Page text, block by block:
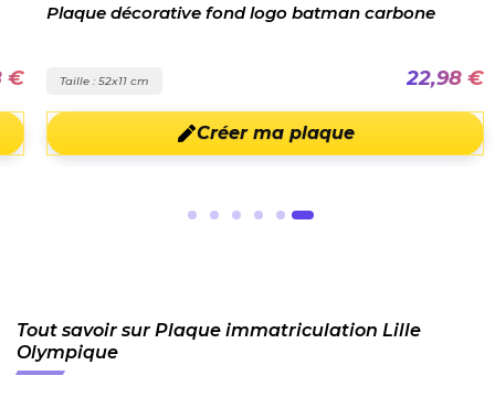
€
Plaque décorative fond logo batman carbone
Taille : 52x11 cm 22,98 €
Créer ma plaque
Tout savoir sur Plaque immatriculation Lille
Olympique